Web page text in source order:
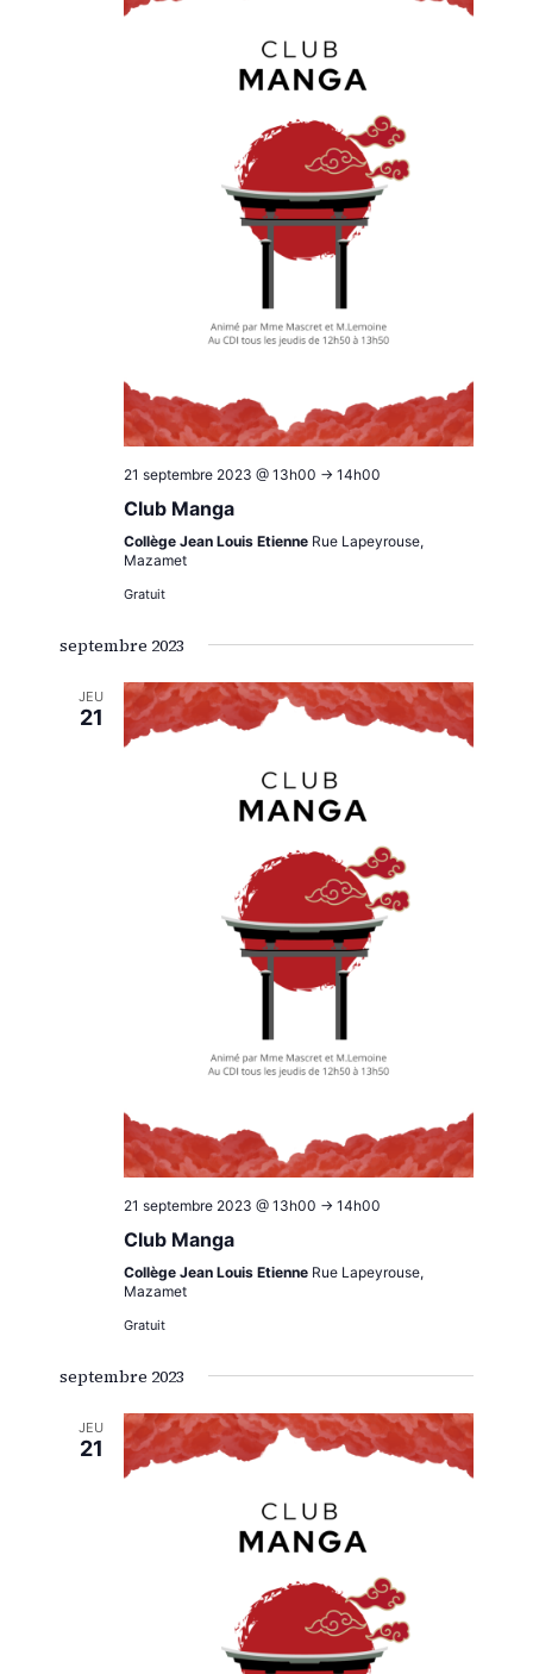
21 septembre 2023 @ 13h00 -> 14h00
Club Manga
Collège Jean Louis Etienne Rue Lapeyrouse,
Mazamet
Gratuit
septembre 2023
JEU
21
21 septembre 2023 @ 13h00 -> 14h00
Club Manga
Collège Jean Louis Etienne Rue Lapeyrouse,
Mazamet
Gratuit
septembre 2023
JEU
21